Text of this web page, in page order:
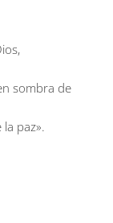
sombra de
paz».